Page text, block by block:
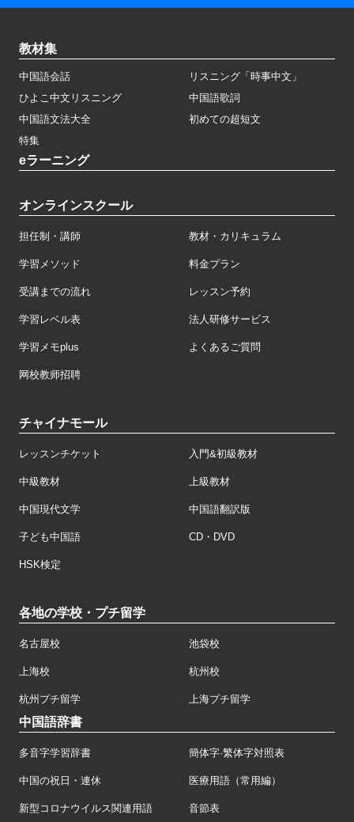
教材集
中国語会話
リスニング「時事中文」
ひよこ中文リスニング
中国語歌詞
中国語文法大全
初めての超短文
特集
eラーニング
オンラインスクール
担任制・講師 教材・カリキュラム
学習メソッド 料金プラン
受講までの流れ レッスン予約
学習レベル表 法人研修サービス
学習メモplus よくあるご質問
网校教师招聘
チャイナモール
レッスンチケット 入門&初級教材
中級教材 上級教材
中国現代文学 中国語翻訳版
子ども中国語 CD・DVD
HSK検定
各地の学校・プチ留学
名古屋校 池袋校
上海校 杭州校
杭州プチ留学 上海プチ留学
中国語辞書
多音字学習辞書 簡体字·繁体字対照表
中国の祝日・連休 医療用語（常用編）
新型コロナウイルス関連用語 音節表